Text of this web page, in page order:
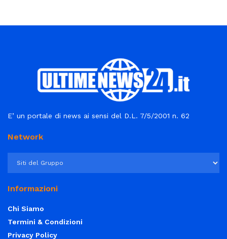
E’ un portale di news ai sensi del D.L. 7/5/2001 n. 62
Network
Informazioni
Chi Siamo
Termini & Condizioni
Privacy Policy